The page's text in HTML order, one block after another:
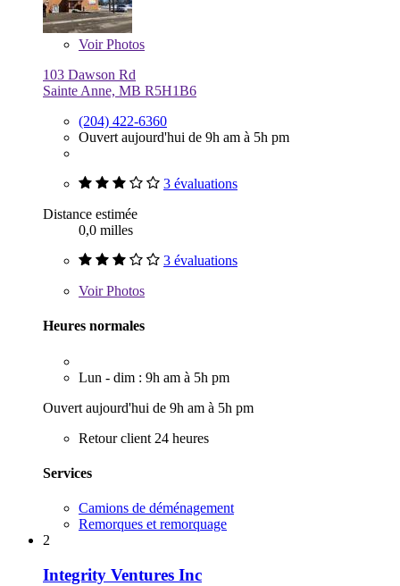
VoirPhotos
103 Dawson Rd
Sainte Anne, MB R5H1B6
(204) 422-6360
Ouvert aujourd'hui de 9h am à 5h pm
3 évaluations
Distance estimée
0,0 milles
3 évaluations
VoirPhotos
Heures normales
Lun - dim : 9h am à 5h pm
Ouvert aujourd'hui de 9h am à 5h pm
Retour client 24 heures
Services
Camions de déménagement
Remorques et remorquage
2
Integrity Ventures Inc